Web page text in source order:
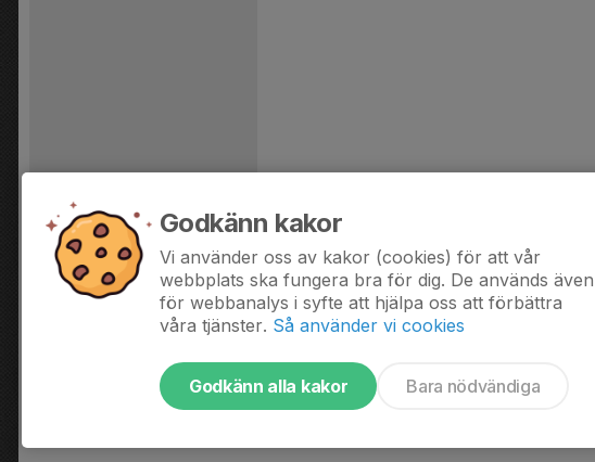
Godkänn kakor
Vi använder oss av kakor (cookies) för att vår
webbplats ska fungera bra för dig. De används även
för webbanalys i syfte att hjälpa oss att förbättra
våra tjänster. Så använder vi cookies
Godkänn alla kakor Bara nödvändiga